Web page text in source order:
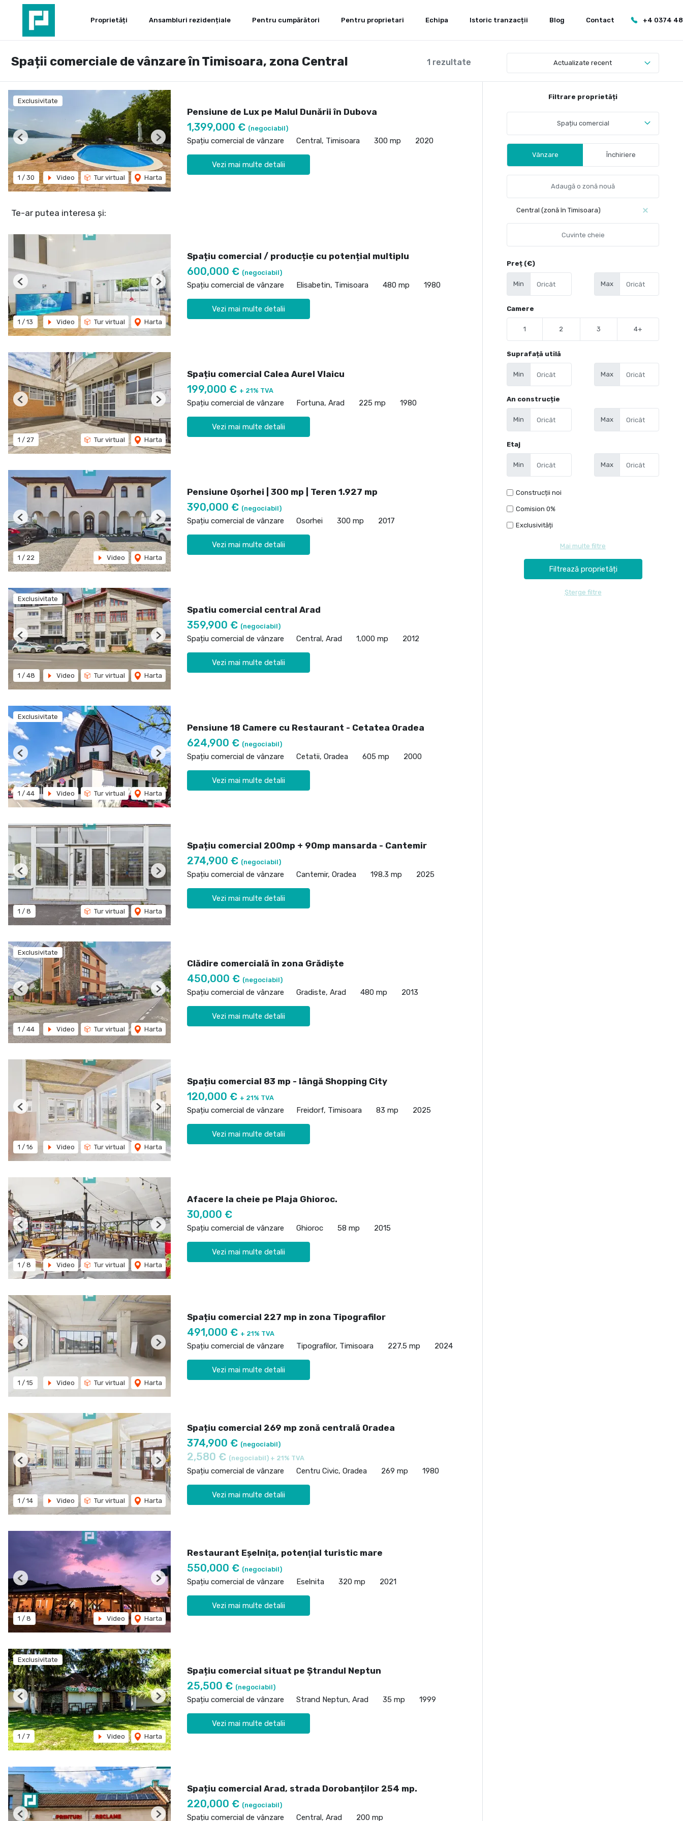
Proprietăți Ansambluri rezidențiale Pentru cumpărători Pentru proprietari Echipa Istoric tranzacții Blog Contact +4 0374
1 rezultate
Spații comerciale de vânzare în Timisoara, zona Central Actualizate recent
Exclusivitate
1 / 30 Video Tur virtual Harta
Previous Next
Pensiune de Lux pe Malul Dunării în Dubova
1,399,000 € (negociabil)
Spațiu comercial de vânzare Central, Timisoara 300 mp 2020
Vezi mai multe detalii
Te-ar putea interesa și:
1 / 13 Video Tur virtual Harta
Previous Next
Spațiu comercial / producție cu potențial multiplu
600,000 € (negociabil)
Spațiu comercial de vânzare Elisabetin, Timisoara 480 mp 1980
Vezi mai multe detalii
1 / 27 Tur virtual Harta
Previous Next
Spațiu comercial Calea Aurel Vlaicu
199,000 € + 21% TVA
Spațiu comercial de vânzare Fortuna, Arad 225 mp 1980
Vezi mai multe detalii
1 / 22 Video Harta
Previous Next
Pensiune Oșorhei | 300 mp | Teren 1.927 mp
390,000 € (negociabil)
Spațiu comercial de vânzare Osorhei 300 mp 2017
Vezi mai multe detalii
Exclusivitate
1 / 48 Video Tur virtual Harta
Previous Next
Spatiu comercial central Arad
359,900 € (negociabil)
Spațiu comercial de vânzare Central, Arad 1,000 mp 2012
Vezi mai multe detalii
Exclusivitate
1 / 44 Video Tur virtual Harta
Previous Next
Pensiune 18 Camere cu Restaurant - Cetatea Oradea
624,900 € (negociabil)
Spațiu comercial de vânzare Cetatii, Oradea 605 mp 2000
Vezi mai multe detalii
1 / 8 Tur virtual Harta
Previous Next
Spațiu comercial 200mp + 90mp mansarda - Cantemir
274,900 € (negociabil)
Spațiu comercial de vânzare Cantemir, Oradea 198.3 mp 2025
Vezi mai multe detalii
Exclusivitate
1 / 44 Video Tur virtual Harta
Previous Next
Clădire comercială în zona Grădiște
450,000 € (negociabil)
Spațiu comercial de vânzare Gradiste, Arad 480 mp 2013
Vezi mai multe detalii
1 / 16 Video Tur virtual Harta
Previous Next
Spațiu comercial 83 mp - lângă Shopping City
120,000 € + 21% TVA
Spațiu comercial de vânzare Freidorf, Timisoara 83 mp 2025
Vezi mai multe detalii
1 / 8 Video Tur virtual Harta
Previous Next
Afacere la cheie pe Plaja Ghioroc.
30,000 €
Spațiu comercial de vânzare Ghioroc 58 mp 2015
Vezi mai multe detalii
1 / 15 Video Tur virtual Harta
Previous Next
Spațiu comercial 227 mp in zona Tipografilor
491,000 € + 21% TVA
Spațiu comercial de vânzare Tipografilor, Timisoara 227.5 mp 2024
Vezi mai multe detalii
1 / 14 Video Tur virtual Harta
Previous Next
Spațiu comercial 269 mp zonă centrală Oradea
374,900 € (negociabil)
2,580 € (negociabil) + 21% TVA
Spațiu comercial de vânzare Centru Civic, Oradea 269 mp 1980
Vezi mai multe detalii
1 / 8 Video Harta
Previous Next
Restaurant Eşelniţa, potenţial turistic mare
550,000 € (negociabil)
Spațiu comercial de vânzare Eselnita 320 mp 2021
Vezi mai multe detalii
Exclusivitate
1 / 7 Video Harta
Previous Next
Spațiu comercial situat pe Ștrandul Neptun
25,500 € (negociabil)
Spațiu comercial de vânzare Strand Neptun, Arad 35 mp 1999
Vezi mai multe detalii
Previous Next
Spațiu comercial Arad, strada Dorobanților 254 mp.
220,000 € (negociabil)
Spațiu comercial de vânzare Central, Arad 200 mp
Filtrare proprietăți
Spațiu comercial
Vânzare Închiriere
Central (zonă în Timisoara)
Preț (€)
Min Max
Camere
1 2 3 4+
Suprafață utilă
Min Max
An construcție
Min Max
Etaj
Min Max
Construcții noi
Comision 0%
Exclusivități
Mai multe filtre
Șterge filtre